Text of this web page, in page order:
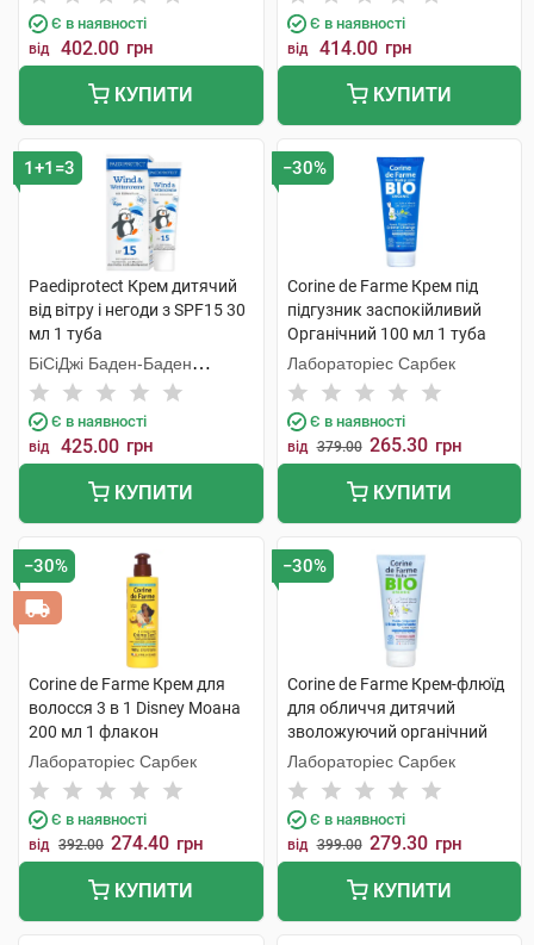
Є в наявності
від 402.00 грн
КУПИТИ
Є в наявності
від 414.00 грн
КУПИТИ
1+1=3
Paediprotect Крем дитячий
від вітру і негоди з SPF15 30
мл 1 туба
БіСіДжі Баден-Баден
Косметікс Груп Гмбх
Є в наявності
від 425.00 грн
КУПИТИ
−30%
Corine de Farme Крем під
підгузник заспокійливий
Органічний 100 мл 1 туба
Лабораторіес Сарбек
Є в наявності
від 379.00 265.30 грн
КУПИТИ
−30%
Corine de Farme Крем для
волосся 3 в 1 Disney Моана
200 мл 1 флакон
Лабораторіес Сарбек
Є в наявності
від 392.00 274.40 грн
КУПИТИ
−30%
Corine de Farme Крем-флюїд
для обличчя дитячий
зволожуючий органічний
100 мл 1 туба
Лабораторіес Сарбек
Є в наявності
від 399.00 279.30 грн
КУПИТИ